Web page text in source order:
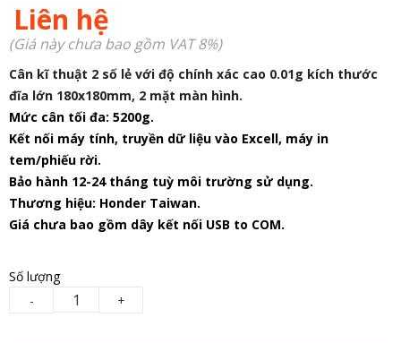
Liên hệ
(Giá này chưa bao gồm VAT 8%)
Cân kĩ thuật 2 số lẻ với độ chính xác cao 0.01g kích thước
đĩa lớn 180x180mm, 2 mặt màn hình.
Mức cân tối đa: 5200g.
Kết nối máy tính, truyền dữ liệu vào Excell, máy in
tem/phiếu rời.
Bảo hành 12-24 tháng tuỳ môi trường sử dụng.
Thương hiệu: Honder Taiwan.
Giá chưa bao gồm dây kết nối USB to COM.
Số lượng
-
+